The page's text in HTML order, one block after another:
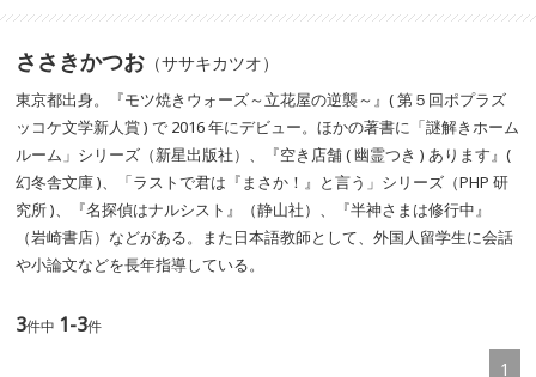
ささきかつお （ササキカツオ）
東京都出身。『モツ焼きウォーズ～立花屋の逆襲～』( 第５回ポプラズ
ッコケ文学新人賞 ) で 2016 年にデビュー。ほかの著書に「謎解きホーム
ルーム」シリーズ（新星出版社）、『空き店舗 ( 幽霊つき ) あります』(
幻冬舎文庫 )、「ラストで君は『まさか！』と言う」シリーズ（PHP 研
究所 )、『名探偵はナルシスト』（静山社）、『半神さまは修行中』
（岩崎書店）などがある。また日本語教師として、外国人留学生に会話
や小論文などを長年指導している。
3件中 1-3件
1